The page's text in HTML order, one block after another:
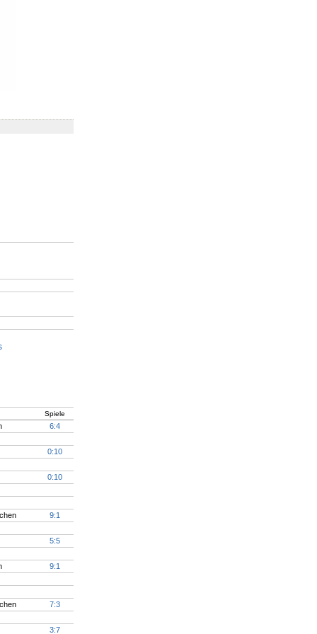
Spiele
6:4
0:10
0:10
9:1
5:5
9:1
7:3
3:7